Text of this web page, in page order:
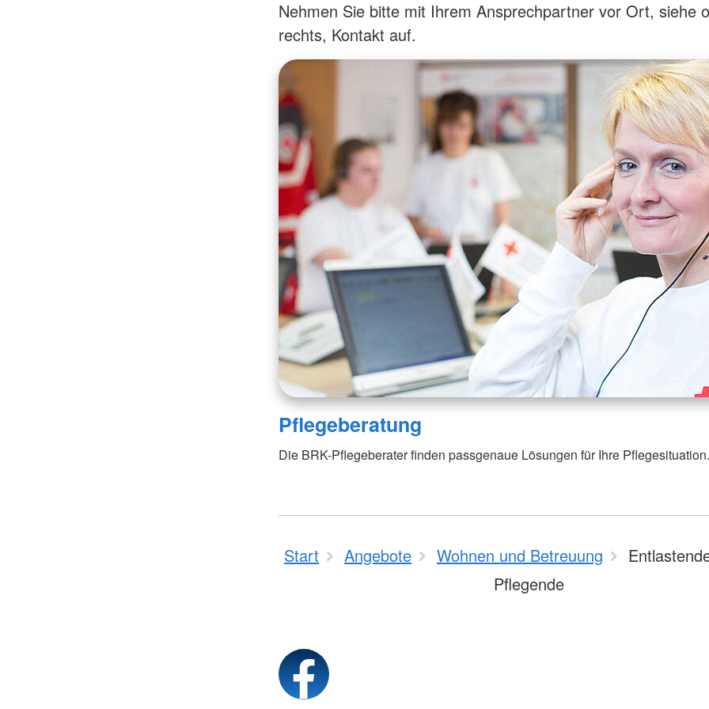
Nehmen Sie bitte mit Ihrem Ansprechpartner vor Ort, siehe
rechts, Kontakt auf.
Pflegeberatung
Die BRK-Pflegeberater finden passgenaue Lösungen für Ihre Pflegesituation.
Start Angebote Wohnen und Betreuung
Pflegende